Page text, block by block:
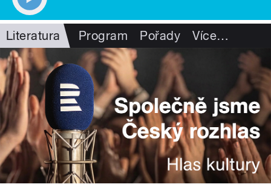
Literatura Program Pořady Více…